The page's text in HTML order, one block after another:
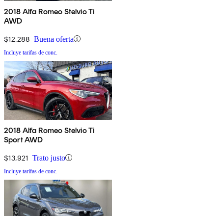
2018 Alfa Romeo Stelvio Ti
AWD
$12,288 Buena oferta
Incluye tarifas de conc.
2018 Alfa Romeo Stelvio Ti
Sport AWD
$13,921 Trato justo
Incluye tarifas de conc.